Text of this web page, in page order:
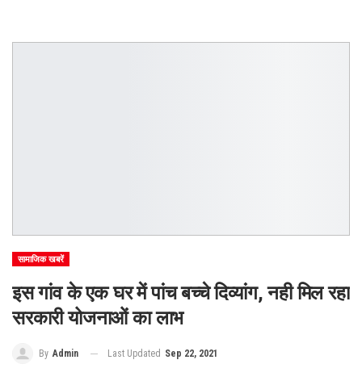
सामाजिक खबरें
इस गांव के एक घर में पांच बच्चे दिव्यांग, नही मिल रहा
सरकारी योजनाओं का लाभ
By Admin Last Updated Sep 22, 2021